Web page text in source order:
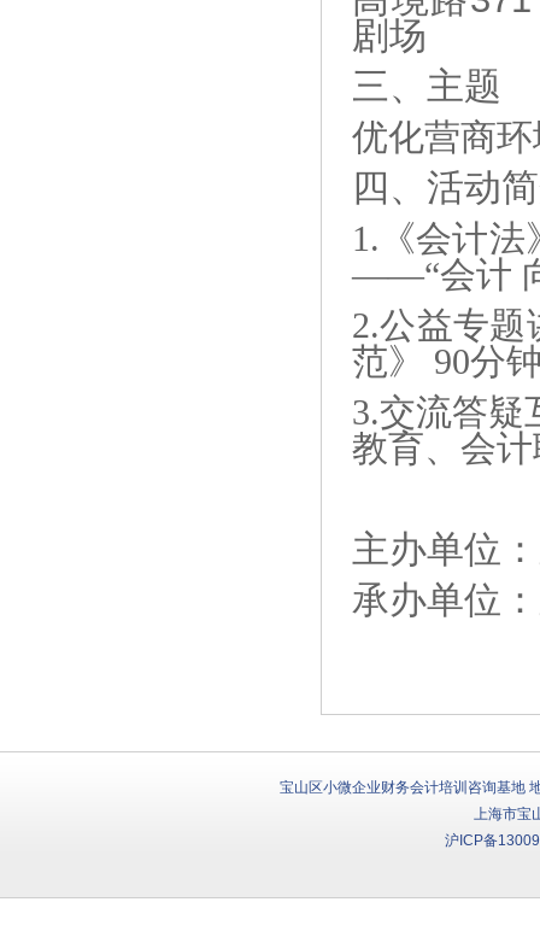
剧场
三、主题
优化营商
四、 活动
1. 《会计
——“会计
2.公益专题
范》 90分
3.交流答疑
教育、会
主办单位
承办单位
宝山区小微企业财务会计培训咨询基地
上海市宝
沪ICP备